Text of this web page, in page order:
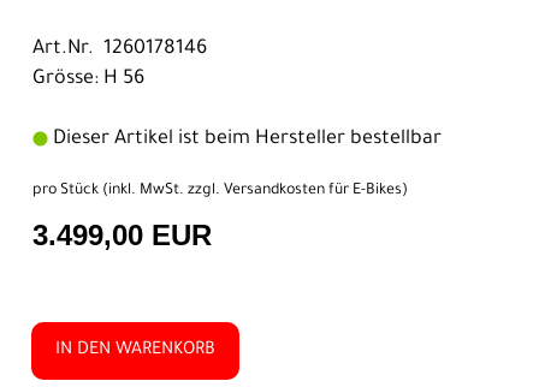
Art.Nr. 1260178146
Grösse: H 56
Dieser Artikel ist beim Hersteller bestellbar
pro Stück (inkl. MwSt. zzgl. Versandkosten für E-Bikes)
3.499,00 EUR
IN DEN WARENKORB